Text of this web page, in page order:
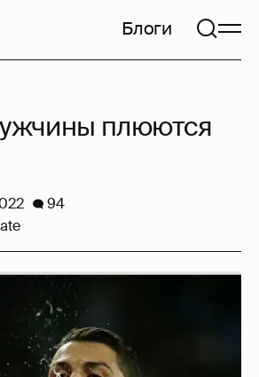
Блоги
плюются
94